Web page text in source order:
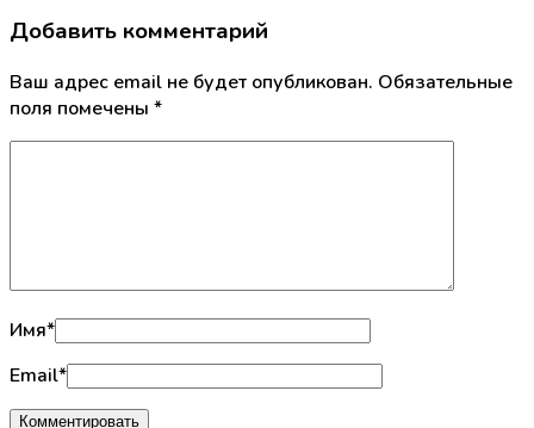
Добавить комментарий
Ваш адрес email не будет опубликован. Обязательные
поля помечены *
Имя*
Email*